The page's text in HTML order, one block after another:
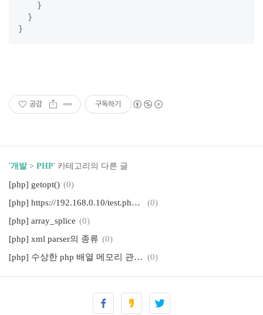
    }
  }
공감 구독하기
'개발> PHP' 카테고리의 다른 글
[php] getopt() (0)
[php] https://192.168.0.10/test.php/?=PHPB8B5F2A0-3C92-11d3-A3A9-4C7B08C10000
(0)
[php] array_splice (0)
[php] xml parser의 종류 (0)
[php] 수상한 php 배열 메모리 관련... (0)